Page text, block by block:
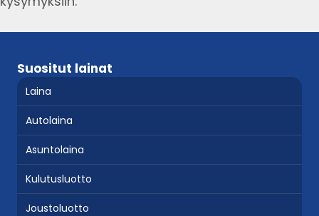
Suositut lainat
Laina
Autolaina
Asuntolaina
Kulutusluotto
Joustoluotto